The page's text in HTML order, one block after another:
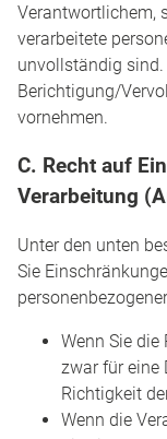
Verantwortlichem,
verarbeitete
unvollständig
Berichtigung/
vornehmen.
C. Recht auf
Verarbeitung
Unter den unten
Sie
Wenn Sie die
zwar für eine
Richtigkeit
Wenn die